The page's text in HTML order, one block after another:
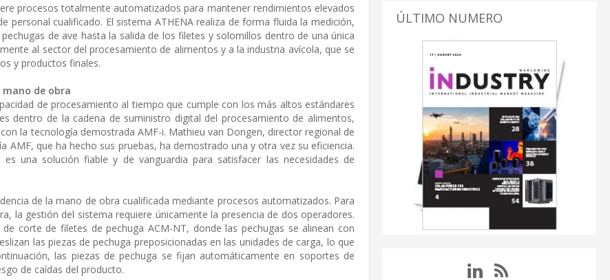
procesos totalmente automatizados para mantener rendimientos elevados
personal cualificado. El sistema ATHENA realiza de forma fluida la medición,
de ave hasta la salida de los filetes y solomillos dentro de una única
al sector del procesamiento de alimentos y a la industria avícola, que se
y productos finales.
de obra
de procesamiento al tiempo que cumple con los más altos estándares
dentro de la cadena de suministro digital del procesamiento de alimentos,
la tecnología demostrada AMF-i. Mathieu van Dongen, director regional de
AMF, que ha hecho sus pruebas, ha demostrado una y otra vez su eficiencia.
una solución fiable y de vanguardia para satisfacer las necesidades de
de la mano de obra cualificada mediante procesos automatizados. Para
la gestión del sistema requiere únicamente la presencia de dos operadores.
corte de filetes de pechuga ACM-NT, donde las pechugas se alinean con
las piezas de pechuga preposicionadas en las unidades de carga, lo que
las piezas de pechuga se fijan automáticamente en soportes de
de caídas del producto.
ÚLTIMO NUMERO